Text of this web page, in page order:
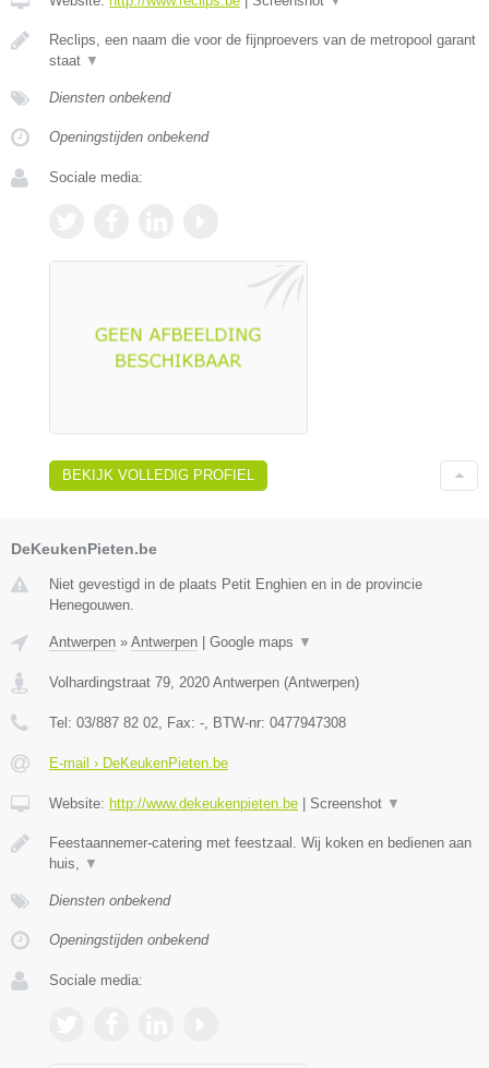
Reclips, een naam die voor de fijnproevers van de metropool garant
staat ▼
Diensten onbekend
Openingstijden onbekend
Sociale media:
BEKIJK VOLLEDIG PROFIEL
DeKeukenPieten.be
Niet gevestigd in de plaats Petit Enghien en in de provincie
Henegouwen.
Antwerpen » Antwerpen | Google maps ▼
Volhardingstraat 79 2020 Antwerpen (Antwerpen)
Tel: 03/887 82 02 , Fax: - , BTW-nr: 0477947308
E-mail › DeKeukenPieten.be
Website: http://www.dekeukenpieten.be | Screenshot ▼
Feestaannemer-catering met feestzaal. Wij koken en bedienen aan
huis,
▼
Diensten onbekend
Openingstijden onbekend
Sociale media: